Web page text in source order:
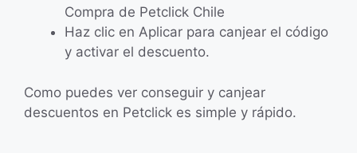
Compra de Petclick Chile
Haz clic en Aplicar para canjear el código
y activar el descuento.
Como puedes ver conseguir y canjear
descuentos en Petclick es simple y rápido.